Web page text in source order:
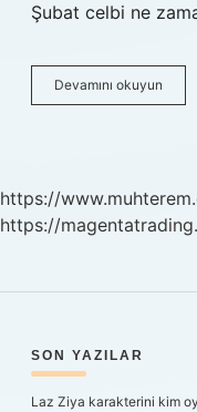
Şubat celbi ne
Devamını okuyun
Erken
https://
https://
SON YAZILAR
Laz Ziya karakterini kim